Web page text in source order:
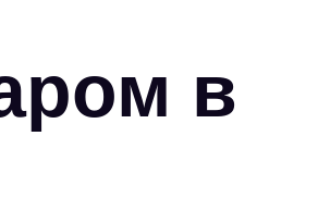
в